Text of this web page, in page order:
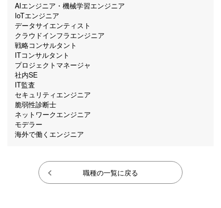
AIエンジニア・機械学習エンジニア
IoTエンジニア
データサイエンティスト
クラウドインフラエンジニア
戦略コンサルタント
ITコンサルタント
プロジェクトマネージャ
社内SE
IT監査
セキュリティエンジニア
脆弱性診断士
ネットワークエンジニア
モデラー
海外で働くエンジニア
職種の一覧に戻る